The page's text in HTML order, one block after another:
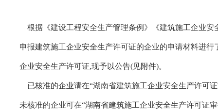
根据《建设工程安全生产管理条例》《建筑施工企业安
申报建筑施工企业安全生产许可证的企业的申请材料进
企业安全生产许可证,现予以公告(见附件)。
已核准的企业请在“湖南省建筑施工企业安全生产许可
未核准的企业可在“湖南省建筑施工企业安全生产许可证